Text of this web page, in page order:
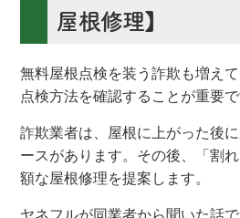
屋根修理】
無料屋根点検を装う詐欺も増え
点検方法を確認することが重要で
詐欺業者は、屋根に上がった後
ースがあります。その後、「割
額な屋根修理を提案します。
ヤネフルが同業者から聞いた話